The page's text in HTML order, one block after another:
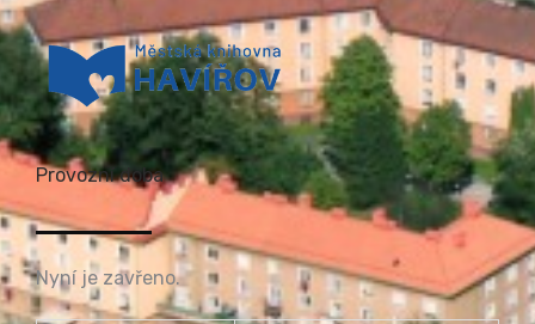
Provozní doba
Nyní je zavřeno.